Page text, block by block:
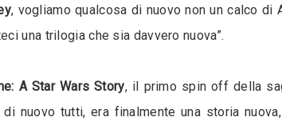
, vogliamo qualcosa di nuovo non un calco di
una trilogia che sia davvero nuova”.
A Star Wars Story, il primo spin off della
nuovo tutti, era finalmente una storia nuova,